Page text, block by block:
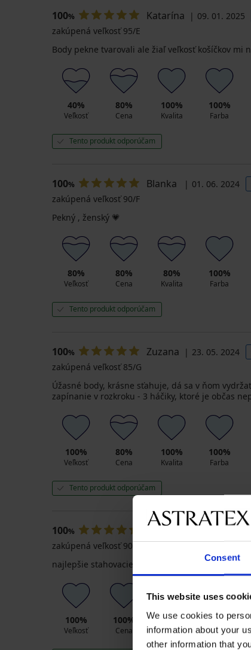
Consent
This website uses
We use cookies to
information about your
other information that
100% Katarína 09. 01. 2025
zakúpená veľkosť 95/E
Body pekne tvarovali ale žiaľ veľkosť košíčkov mi
40%
Veľkosť
80%
Cena
100%
Kvalita
100%
Farba
Tento produkt odporúčam
100% Blanka 01. 06. 2024
zakúpená veľkosť 90/F
Pekný , ženský 💗
80%
Veľkosť
80%
Cena
80%
Kvalita
100%
Farba
Tento produkt odporúčam
100% Zuzana 23. 05. 2024
zakúpená veľkosť 85/G
Úžasné body, krásne sťahuje, dá sa v ňom
zapínanie v rozkroku - 3 háčiky, ktoré je občas
100%
Veľkosť
80%
Cena
100%
Kvalita
100%
Farba
Tento produkt odporúčam
100% Gabriela
zakúpená veľkosť 90/E
najlepšie stahovacie body, zakúpené už piate
100%
Veľkosť
100%
Cena
100%
Kvalita
100%
Farba